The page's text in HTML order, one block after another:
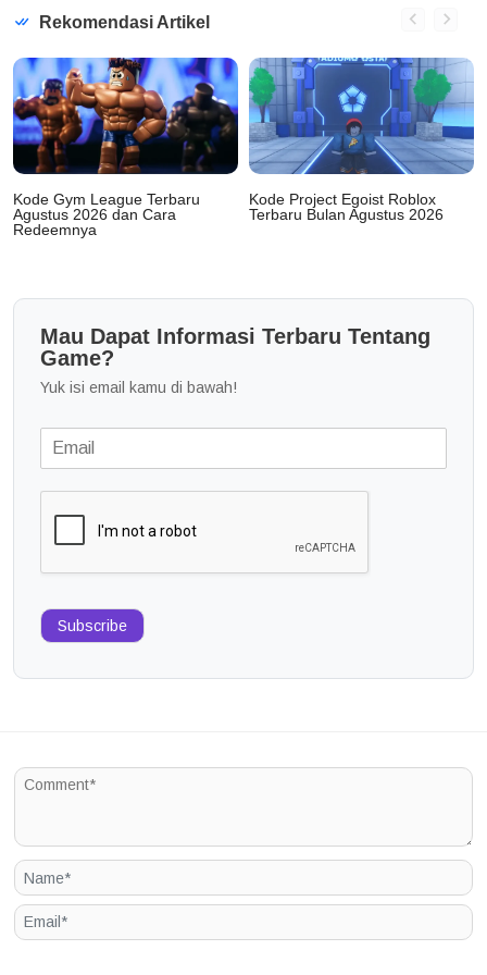
Rekomendasi Artikel
Kode Gym League Terbaru
Agustus 2026 dan Cara
Redeemnya
Kode Project Egoist Roblox
Terbaru Bulan Agustus 2026
Mau Dapat Informasi Terbaru Tentang
Game?
Yuk isi email kamu di bawah!
Subscribe